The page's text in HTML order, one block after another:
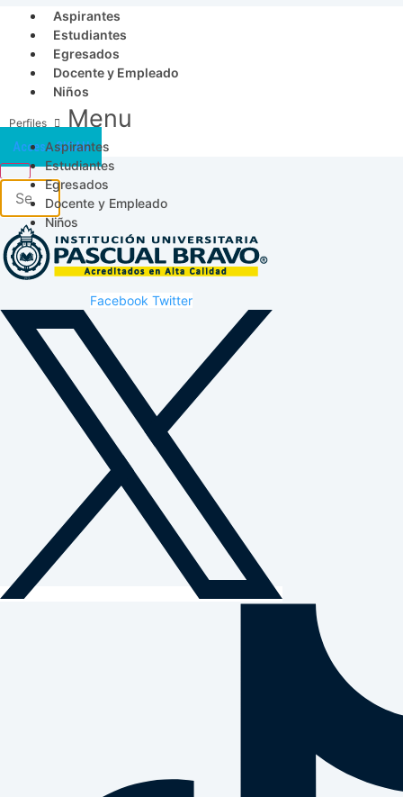
Aspirantes
Estudiantes
Egresados
Docente y Empleado
Niños
Menu
Aspirantes
Estudiantes
Egresados
Docente y Empleado
Niños
Acceso SICAU
Facebook Twitter